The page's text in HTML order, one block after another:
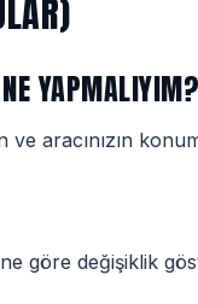
YAPMALIYIM?
ve aracınızın
göre değişiklik